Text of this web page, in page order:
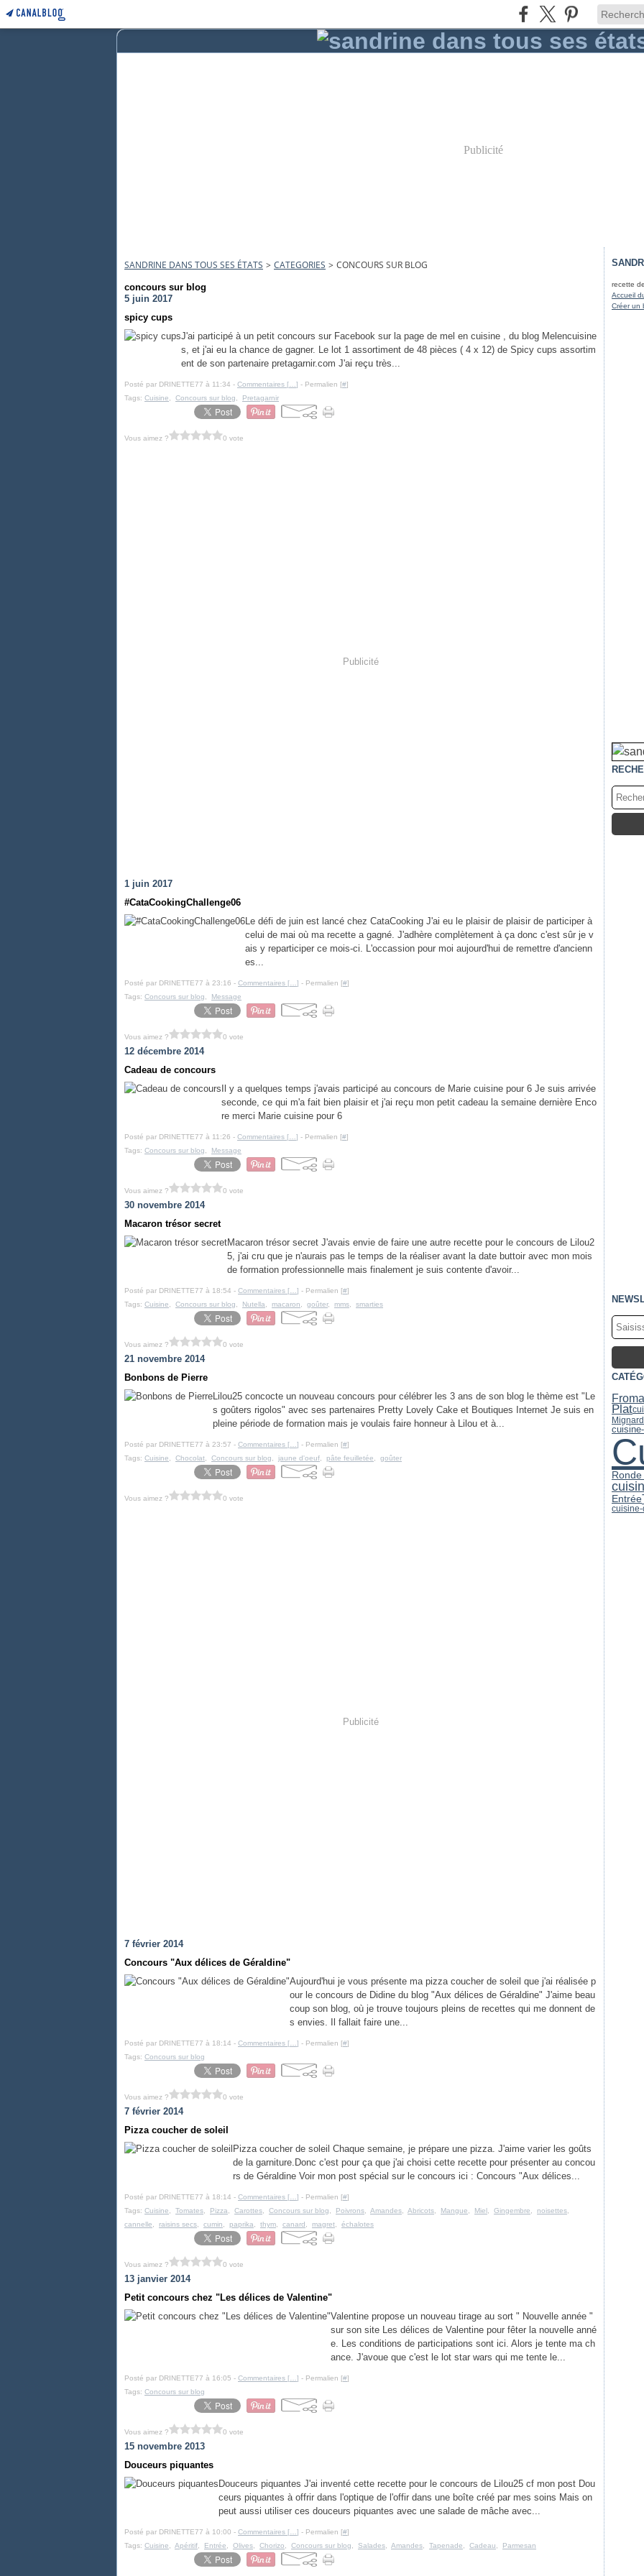
Publicité
SANDRINE DANS TOUS SES ÉTATS > CATEGORIES > CONCOURS SUR BLOG
concours sur blog
5 juin 2017
spicy cups
J'ai participé à un petit concours sur Facebook sur la page de mel en cuisine , du blog Melencuisine
s, et j'ai eu la chance de gagner. Le lot 1 assortiment de 48 pièces ( 4 x 12) de Spicy cups assortim
ent de son partenaire pretagarnir.com J'ai reçu très...
Posté par DRINETTE77 à 11:34 - Commentaires [ ] - Permalien [#]
Tags: Cuisine Concours sur blog Pretagarnir
Vous aimez ? 0 vote
Publicité
1 juin 2017
#CataCookingChallenge06
Le défi de juin est lancé chez CataCooking J'ai eu le plaisir de plaisir de participer à
celui de mai où ma recette a gagné. J'adhère complètement à ça donc c'est sûr je v
ais y reparticiper ce mois-ci. L'occassion pour moi aujourd'hui de remettre d'ancienn
es...
Posté par DRINETTE77 à 23:16 - Commentaires [ ] - Permalien [#]
Tags: Concours sur blog Message
Vous aimez ? 0 vote
12 décembre 2014
Cadeau de concours
Il y a quelques temps j'avais participé au concours de Marie cuisine pour 6 Je suis arrivée
seconde, ce qui m'a fait bien plaisir et j'ai reçu mon petit cadeau la semaine dernière Enco
re merci Marie cuisine pour 6
Posté par DRINETTE77 à 11:26 - Commentaires [ ] - Permalien [#]
Tags: Concours sur blog Message
Vous aimez ? 0 vote
30 novembre 2014
Macaron trésor secret
Macaron trésor secret J'avais envie de faire une autre recette pour le concours de Lilou2
5, j'ai cru que je n'aurais pas le temps de la réaliser avant la date buttoir avec mon mois
de formation professionnelle mais finalement je suis contente d'avoir...
Posté par DRINETTE77 à 18:54 - Commentaires [ ] - Permalien [#]
Tags: Cuisine Concours sur blog Nutella macaron goûter, mms smarties
Vous aimez ? 0 vote
21 novembre 2014
Bonbons de Pierre
Lilou25 concocte un nouveau concours pour célébrer les 3 ans de son blog le thème est "Le
s goûters rigolos" avec ses partenaires Pretty Lovely Cake et Boutiques Internet Je suis en
pleine période de formation mais je voulais faire honneur à Lilou et à...
Posté par DRINETTE77 à 23:57 - Commentaires [ ] - Permalien [#]
Tags: Cuisine Chocolat Concours sur blog jaune d'oeuf pâte feuilletée goûter
Vous aimez ? 0 vote
Publicité
7 février 2014
Concours "Aux délices de Géraldine"
Aujourd'hui je vous présente ma pizza coucher de soleil que j'ai réalisée p
our le concours de Didine du blog "Aux délices de Géraldine" J'aime beau
coup son blog, où je trouve toujours pleins de recettes qui me donnent de
s envies. Il fallait faire une...
Posté par DRINETTE77 à 18:14 - Commentaires [ ] - Permalien [#]
Tags: Concours sur blog
Vous aimez ? 0 vote
7 février 2014
Pizza coucher de soleil
Pizza coucher de soleil Chaque semaine, je prépare une pizza. J'aime varier les goûts
de la garniture.Donc c'est pour ça que j'ai choisi cette recette pour présenter au concou
rs de Géraldine Voir mon post spécial sur le concours ici : Concours "Aux délices...
Posté par DRINETTE77 à 18:14 - Commentaires [ ] - Permalien [#]
Tags: Cuisine Tomates Pizza Carottes Concours sur blog Poivrons Amandes Abricots Mangue Miel Gingembre noisettes
cannelle
raisins secs cumin paprika thym canard magret échalotes
Vous aimez ? 0 vote
13 janvier 2014
Petit concours chez "Les délices de Valentine"
Valentine propose un nouveau tirage au sort " Nouvelle année "
sur son site Les délices de Valentine pour fêter la nouvelle anné
e. Les conditions de participations sont ici. Alors je tente ma ch
ance. J'avoue que c'est le lot star wars qui me tente le...
Posté par DRINETTE77 à 16:05 - Commentaires [ ] - Permalien [#]
Tags: Concours sur blog
Vous aimez ? 0 vote
15 novembre 2013
Douceurs piquantes
Douceurs piquantes J'ai inventé cette recette pour le concours de Lilou25 cf mon post Dou
ceurs piquantes à offrir dans l'optique de l'offir dans une boîte créé par mes soins Mais on
peut aussi utiliser ces douceurs piquantes avec une salade de mâche avec...
Posté par DRINETTE77 à 10:00 - Commentaires [ ] - Permalien [#]
Tags: Cuisine Apéritif Entrée Olives Chorizo Concours sur blog Salades Amandes Tapenade Cadeau Parmesan
recette
Accueil
Créer un
Plat
Entrée